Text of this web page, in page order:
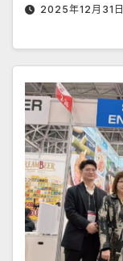
2025年12月31日